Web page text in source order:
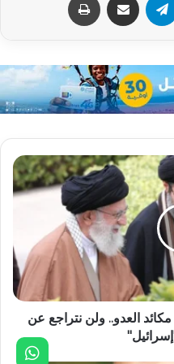
العدو.. ولن نتراجع عن